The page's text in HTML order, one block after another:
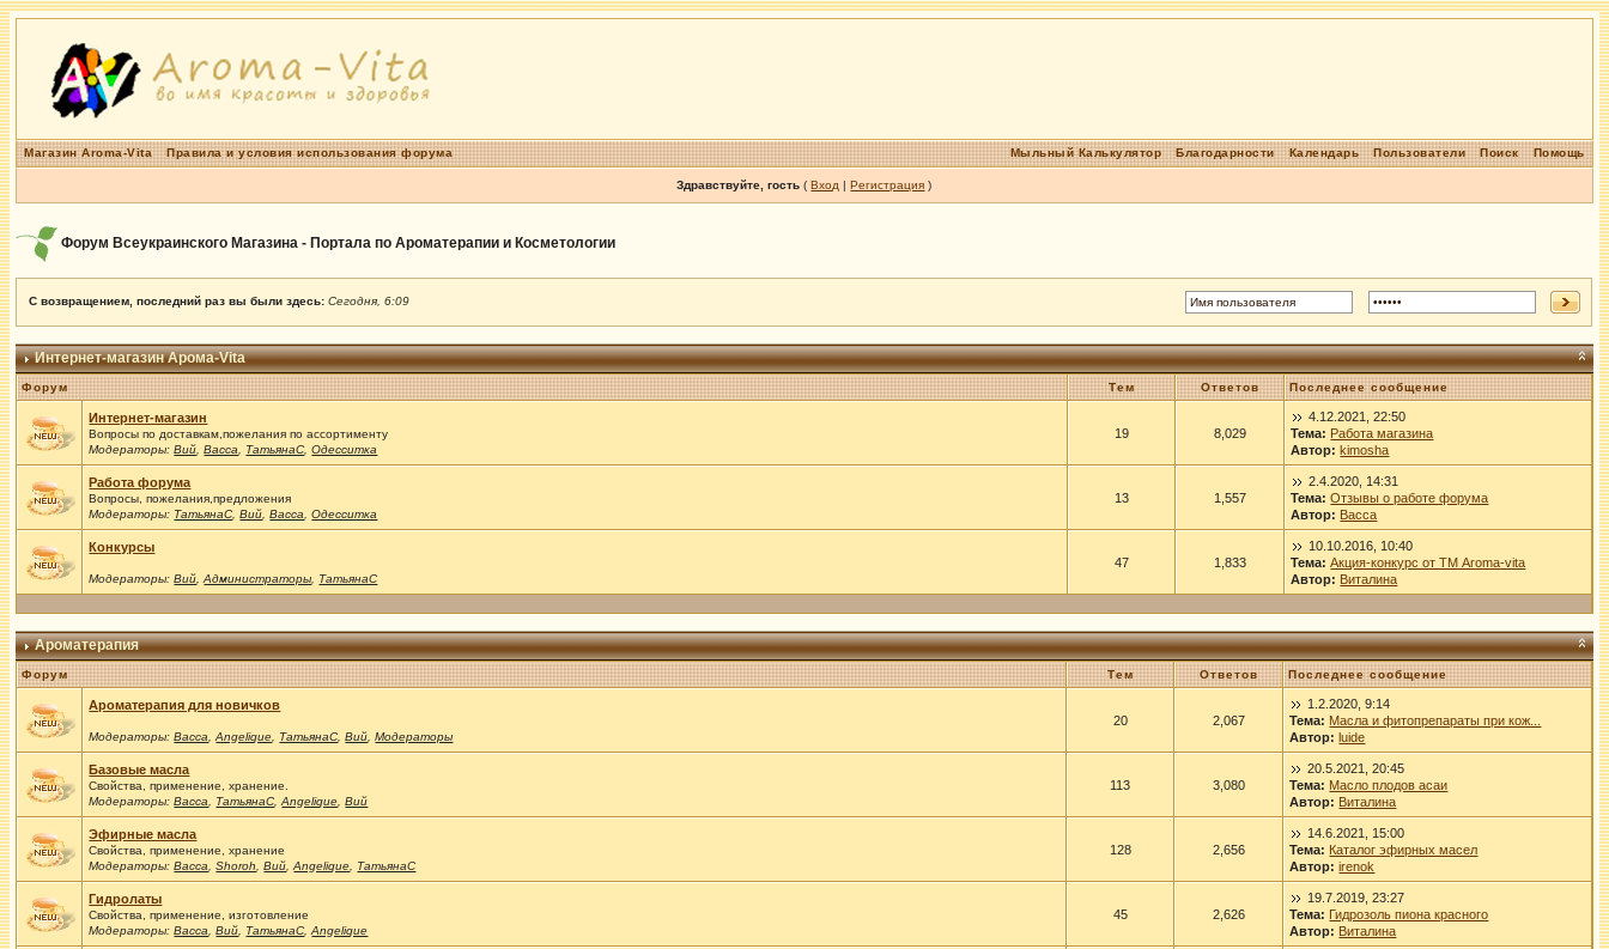
Магазин Aroma-Vita Правила и условия использования форума Помощь
Поиск
Пользователи
Календарь
Благодарности
Мыльный Калькулятор
Здравствуйте, гость (Вход |Регистрация )
Форум Всеукраинского Магазина - Портала по Ароматерапии и Косметологии
С возвращением, последний раз вы были здесь:Сегодня, 6:09
Интернет-магазин Арома-Vita
Форум Тем Ответов Последнее сообщение
Интернет-магазин
Вопросы по доставкам,пожелания по ассортименту
Модераторы:Вий ,Васса ТатьянаС ,Одесситка
19 8,029
4.12.2021, 22:50
Тема: Работа магазина
Автор: kimosha
Работа форума
Вопросы, пожелания,предложения
Модераторы: ТатьянаС ,Вий ,Васса ,Одесситка
13 1,557
2.4.2020, 14:31
Тема: Отзывы о работе форума
Автор: Васса
Конкурсы
Модераторы:Вий ,Администраторы ТатьянаС
47 1,833
10.10.2016, 10:40
Тема: Акция-конкурс от ТМ Aroma-vita
Автор: Виталина
Ароматерапия
Форум Тем Ответов Последнее сообщение
Ароматерапия для новичков
Модераторы:Васса ,Angelique ТатьянаС ,Вий ,Модераторы
20 2,067
1.2.2020, 9:14
Тема: Масла и фитопрепараты при кож...
Автор: luide
Базовые масла
Свойства, применение, хранение.
Модераторы:Васса ТатьянаС ,Angelique ,Вий
113 3,080
20.5.2021, 20:45
Тема: Масло плодов асаи
Автор: Виталина
Эфирные масла
Свойства, применение, хранение
Модераторы:Васса ,Shoroh ,Вий ,Angelique ТатьянаС
128 2,656
14.6.2021, 15:00
Тема: Каталог эфирных масел
Автор: irenok
Гидролаты
Свойства, применение, изготовление
Модераторы:Васса ,Вий ТатьянаС ,Angelique
45 2,626
19.7.2019, 23:27
Тема: Гидрозоль пиона красного
Автор: Виталина